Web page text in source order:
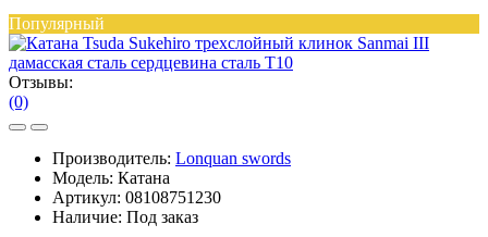
Популярный
Отзывы:
(0)
Производитель: Lonquan swords
Модель: Катана
Артикул: 08108751230
Наличие: Под заказ